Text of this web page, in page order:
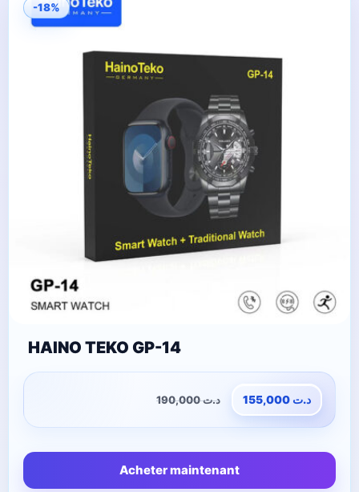
-18%
HAINO TEKO GP-14
د.ت190,000 د.ت
Acheter maintenant